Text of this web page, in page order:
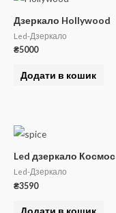
Дзеркало Hollywood
Led-Дзеркало
₴5000
Додати в кошик
Led дзеркало Космос
Led-Дзеркало
₴3590